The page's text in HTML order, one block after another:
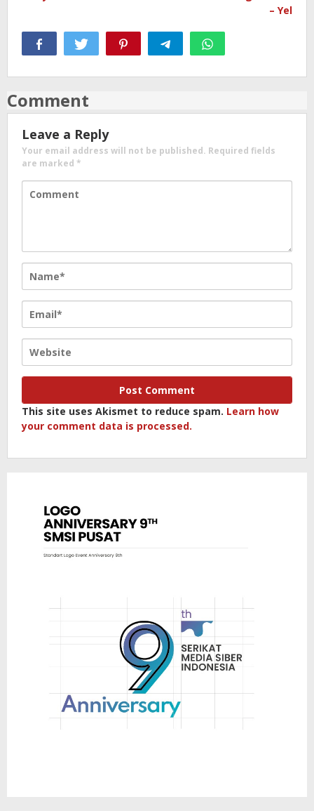
– Yel
Comment
Leave a Reply
Your email address will not be published. Required fields
are marked *
This site uses Akismet to reduce spam. Learn how
your comment data is processed.